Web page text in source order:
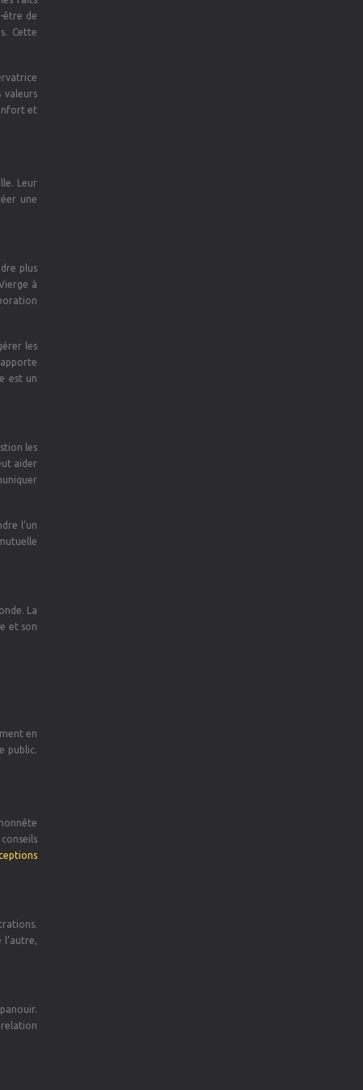
être de
Cette
valeurs
et
Leur
une
plus
à
les
est un
les
aider
l’un
La
et son
en
public.
relation